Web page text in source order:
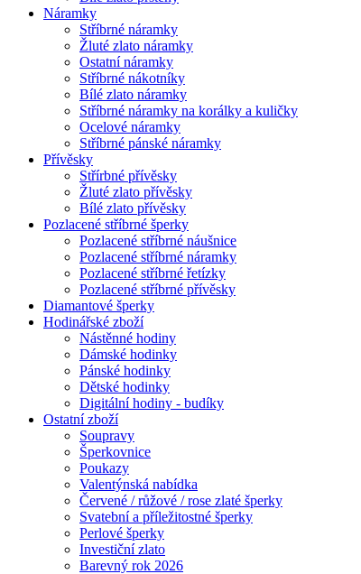
Náramky
Stříbrné náramky
Žluté zlato náramky
Ostatní náramky
Stříbrné nákotníky
Bílé zlato náramky
Stříbrné náramky na korálky a kuličky
Ocelové náramky
Stříbrné pánské náramky
Přívěsky
Střírbné přívěsky
Žluté zlato přívěsky
Bílé zlato přívěsky
Pozlacené stříbrné šperky
Pozlacené stříbrné náušnice
Pozlacené stříbrné náramky
Pozlacené stříbrné řetízky
Pozlacené stříbrné přívěsky
Diamantové šperky
Hodinářské zboží
Nástěnné hodiny
Dámské hodinky
Pánské hodinky
Dětské hodinky
Digitální hodiny - budíky
Ostatní zboží
Soupravy
Šperkovnice
Poukazy
Valentýnská nabídka
Červené / růžové / rose zlaté šperky
Svatební a příležitostné šperky
Perlové šperky
Investiční zlato
Barevný rok 2026